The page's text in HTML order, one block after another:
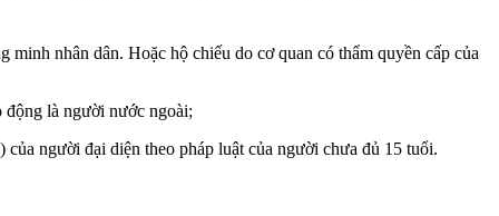
nhân dân. Hoặc hộ chiếu do cơ quan có thẩm quyền cấp của
động là người nước ngoài;
người đại diện theo pháp luật của người chưa đủ 15 tuổi.